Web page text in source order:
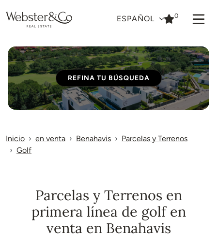
ESPAÑOL 0
REFINA TU BÚSQUEDA
Inicio en venta Benahavis
Parcelas y Terrenos
Golf
Parcelas y Terrenos en
primera línea de golf en
venta en Benahavis